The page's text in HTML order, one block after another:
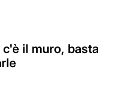
il muro, basta